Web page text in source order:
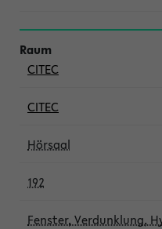
CITEC
CITEC
Hörsaal
192
Fenster, Verdunklung,